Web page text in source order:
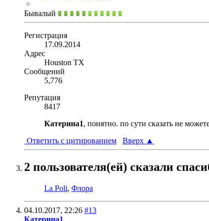
Бывалый
Регистрация
17.09.2014
Адрес
Houston TX
Сообщений
5,776
Репутация
8417
Катерина1, понятно. по сути сказать не
Ответить с цитированием
Вверх ▲
2 пользователя(ей) сказали
La Poli, Флора
04.10.2017, 22:26 #13
Катерина1